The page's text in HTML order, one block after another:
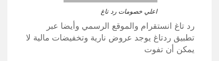
اعلي خصومات رد تاغ
رد تاغ انستقرام والموقع الرسمي وأيضا عبر
تطبيق ردتاغ يوجد عروض نارية وتخفيضات مالية لا
يمكن أن تفوت